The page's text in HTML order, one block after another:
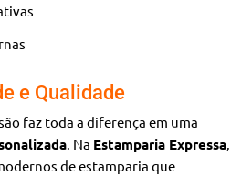
e Qualidade
faz toda a diferença em uma
. Na Estamparia Expressa
de estamparia que